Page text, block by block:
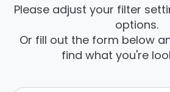
Please adjust your filter
options.
Or fill out the form below
find what you're